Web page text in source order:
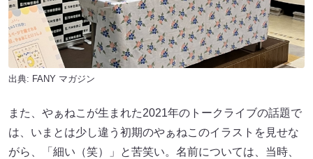
出典: FANY マガジン
また、やぁねこが生まれた2021年のトークライブの話題で
は、いまとは少し違う初期のやぁねこのイラストを見せな
がら、「細い（笑）」と苦笑い。名前については、当時、